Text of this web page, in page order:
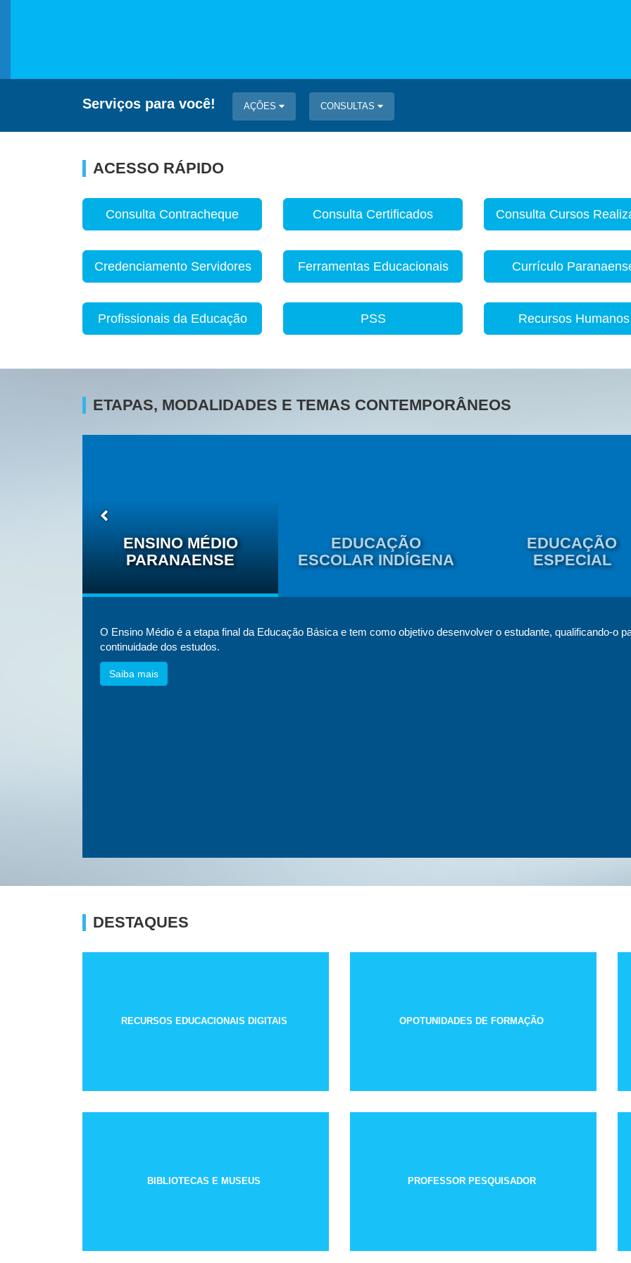
Serviços para você! AÇÕES CONSULTAS
ACESSO RÁPIDO
Consulta Contracheque Consulta Certificados Consulta Cursos
Credenciamento Servidores Ferramentas Educacionais Currículo
Profissionais da Educação PSS Recursos Humanos
ETAPAS, MODALIDADES E TEMAS CONTEMPORÂNEOS
ENSINO MÉDIO
PARANAENSE
EDUCAÇÃO
ESCOLAR INDÍGENA
EDUCAÇÃO
ESPECIAL
O Ensino Médio é a etapa final da Educação Básica e tem como objetivo desenvolver o estudante, qualificando-o
continuidade dos estudos.
Saiba mais
DESTAQUES
RECURSOS EDUCACIONAIS DIGITAIS OPOTUNIDADES DE FORMAÇÃO
BIBLIOTECAS E MUSEUS PROFESSOR PESQUISADOR